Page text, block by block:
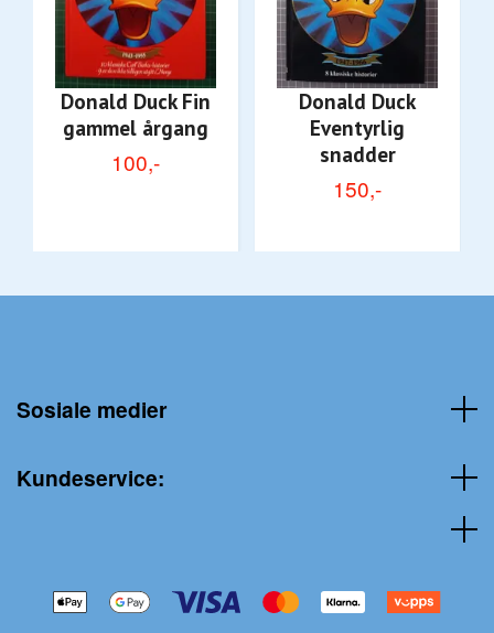
Donald Duck Fin
gammel årgang
100,-
Donald Duck
Eventyrlig
snadder
150,-
Sosiale medier
Kundeservice: